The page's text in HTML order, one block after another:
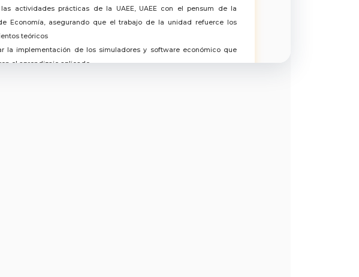
actividades prácticas de la UAEE, UAEE con el pensum de la
Economía, asegurando que el trabajo de la unidad refuerce los
teóricos
la implementación de los simuladores y software económico que
el aprendizaje aplicado.